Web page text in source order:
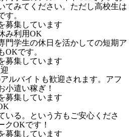
てみてください。ただし高校生は
す。
募集しています
み利用OK
門学生の休日を活かしての短期ア
OKです。
募集しています
ルバイトも歓迎されます。アフ
小遣い稼ぎ！
募集しています
いる。という方もご安心くださ
クOKです！
募集しています